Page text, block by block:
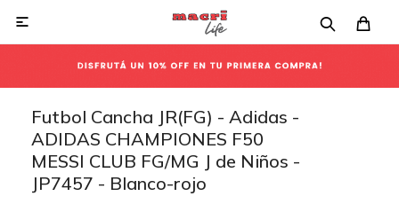

Futbol Cancha JR(FG) - Adidas -
ADIDAS CHAMPIONES F50
MESSI CLUB FG/MG J de Niños -
JP7457 - Blanco-rojo